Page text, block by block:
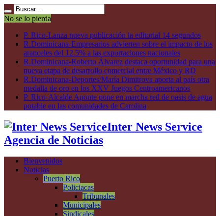
No se lo pierda
P. Rico-Lanza nueva publicación la editorial 14 segundos
R.Dominicana-Empresarios advierten sobre el impacto de los
aranceles del 12.5% a las exportaciones nacionales
R.Dominicana-Roberto Álvarez destaca oportunidad para una
nueva etapa de desarrollo comercial entre México y RD
R.Dominicana-Deportes/María Dimitrova aporta al país otra
medalla de oro en los XXV Juegos Centroamericanos
P. Rico-Alcalde Aponte pone en marcha red de oasis de agua
potable en las comunidades de Carolina
Inter News Service
Agencia de Noticias
Bienvenidos
Noticias
Puerto Rico
Policiacas
Tribunales
Municipales
Sindicales